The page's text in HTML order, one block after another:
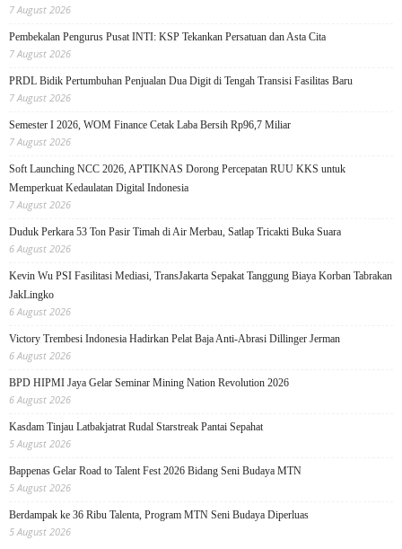
7 August 2026
Pembekalan Pengurus Pusat INTI: KSP Tekankan Persatuan dan Asta Cita
7 August 2026
PRDL Bidik Pertumbuhan Penjualan Dua Digit di Tengah Transisi Fasilitas Baru
7 August 2026
Semester I 2026, WOM Finance Cetak Laba Bersih Rp96,7 Miliar
7 August 2026
Soft Launching NCC 2026, APTIKNAS Dorong Percepatan RUU KKS untuk
Memperkuat Kedaulatan Digital Indonesia
7 August 2026
Duduk Perkara 53 Ton Pasir Timah di Air Merbau, Satlap Tricakti Buka Suara
6 August 2026
Kevin Wu PSI Fasilitasi Mediasi, TransJakarta Sepakat Tanggung Biaya Korban Tabrakan
JakLingko
6 August 2026
Victory Trembesi Indonesia Hadirkan Pelat Baja Anti-Abrasi Dillinger Jerman
6 August 2026
BPD HIPMI Jaya Gelar Seminar Mining Nation Revolution 2026
6 August 2026
Kasdam Tinjau Latbakjatrat Rudal Starstreak Pantai Sepahat
5 August 2026
Bappenas Gelar Road to Talent Fest 2026 Bidang Seni Budaya MTN
5 August 2026
Berdampak ke 36 Ribu Talenta, Program MTN Seni Budaya Diperluas
5 August 2026